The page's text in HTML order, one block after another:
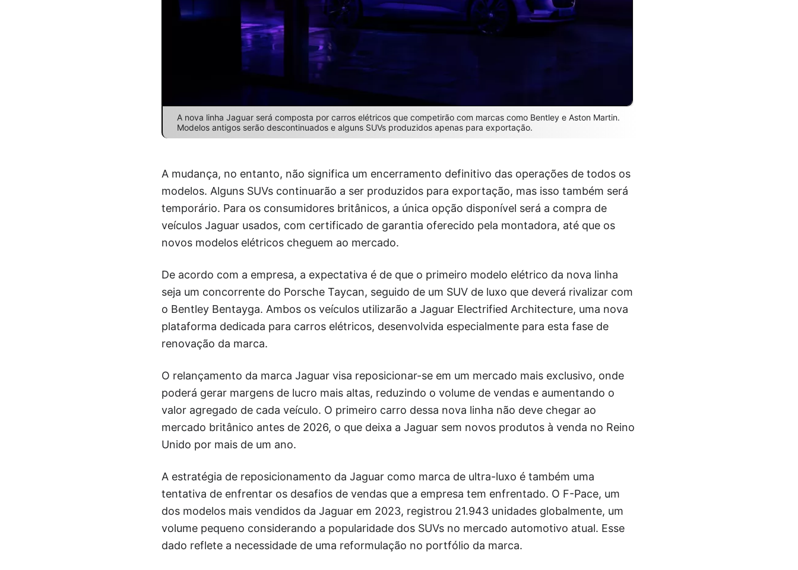
A nova linha Jaguar será composta por carros elétricos que competirão com marcas como Bentley e Aston Martin.
Modelos antigos serão descontinuados e alguns SUVs produzidos apenas para exportação.
A mudança, no entanto, não significa um encerramento definitivo das operações de todos os
modelos. Alguns SUVs continuarão a ser produzidos para exportação, mas isso também será
temporário. Para os consumidores britânicos, a única opção disponível será a compra de
veículos Jaguar usados, com certificado de garantia oferecido pela montadora, até que os
novos modelos elétricos cheguem ao mercado.
De acordo com a empresa, a expectativa é de que o primeiro modelo elétrico da nova linha
seja um concorrente do Porsche Taycan, seguido de um SUV de luxo que deverá rivalizar com
o Bentley Bentayga. Ambos os veículos utilizarão a Jaguar Electrified Architecture, uma nova
plataforma dedicada para carros elétricos, desenvolvida especialmente para esta fase de
renovação da marca.
O relançamento da marca Jaguar visa reposicionar-se em um mercado mais exclusivo, onde
poderá gerar margens de lucro mais altas, reduzindo o volume de vendas e aumentando o
valor agregado de cada veículo. O primeiro carro dessa nova linha não deve chegar ao
mercado britânico antes de 2026, o que deixa a Jaguar sem novos produtos à venda no Reino
Unido por mais de um ano.
A estratégia de reposicionamento da Jaguar como marca de ultra-luxo é também uma
tentativa de enfrentar os desafios de vendas que a empresa tem enfrentado. O F-Pace, um
dos modelos mais vendidos da Jaguar em 2023, registrou 21.943 unidades globalmente, um
volume pequeno considerando a popularidade dos SUVs no mercado automotivo atual. Esse
dado reflete a necessidade de uma reformulação no portfólio da marca.